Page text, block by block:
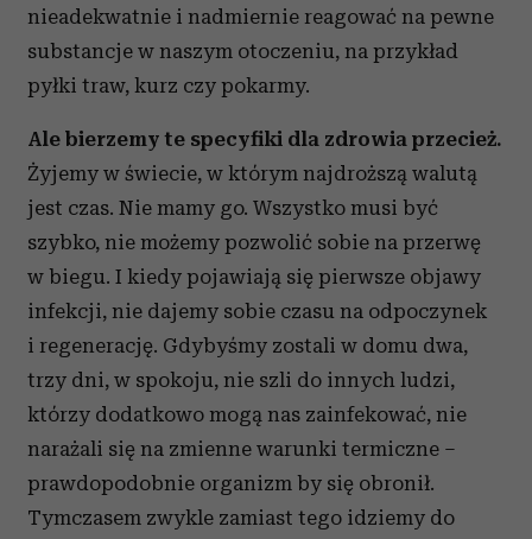
nieadekwatnie i nadmiernie reagować na pewne
substancje w naszym otoczeniu, na przykład
pyłki traw, kurz czy pokarmy.
Ale bierzemy te specyfiki dla zdrowia przecież.
Żyjemy w świecie, w którym najdroższą walutą
jest czas. Nie mamy go. Wszystko musi być
szybko, nie możemy pozwolić sobie na przerwę
w biegu. I kiedy pojawiają się pierwsze objawy
infekcji, nie dajemy sobie czasu na odpoczynek
i regenerację. Gdybyśmy zostali w domu dwa,
trzy dni, w spokoju, nie szli do innych ludzi,
którzy dodatkowo mogą nas zainfekować, nie
narażali się na zmienne warunki termiczne –
prawdopodobnie organizm by się obronił.
Tymczasem zwykle zamiast tego idziemy do